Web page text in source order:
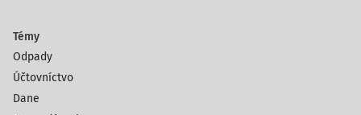
Témy
Odpady
Účtovníctvo
Dane